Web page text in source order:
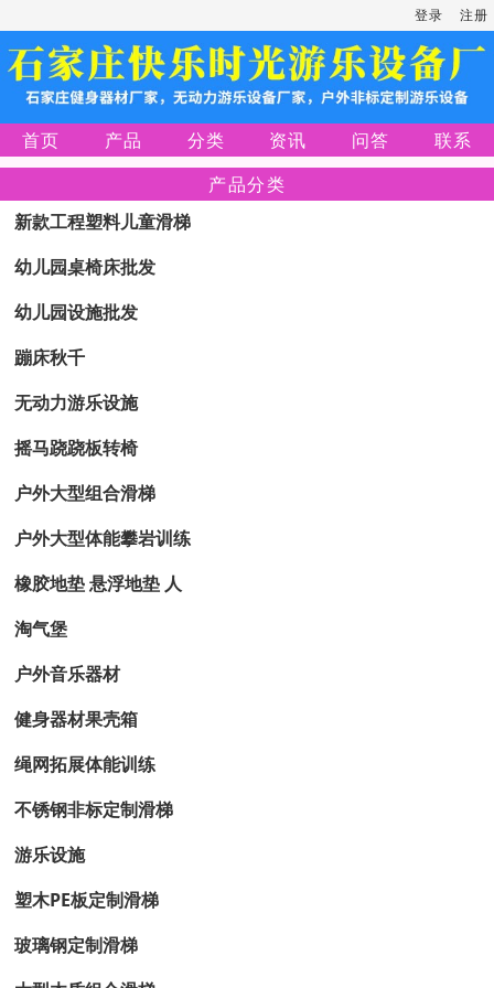
登录 注册
首页 产品 分类 资讯 问答
联系
产品分类
新款工程塑料儿童滑梯
幼儿园桌椅床批发
幼儿园设施批发
蹦床秋千
无动力游乐设施
摇马跷跷板转椅
户外大型组合滑梯
户外大型体能攀岩训练
橡胶地垫 悬浮地垫 人
淘气堡
户外音乐器材
健身器材果壳箱
绳网拓展体能训练
不锈钢非标定制滑梯
游乐设施
塑木PE板定制滑梯
玻璃钢定制滑梯